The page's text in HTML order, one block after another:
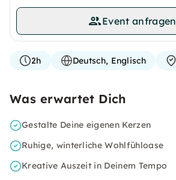
Event anfragen
2h Deutsch, Englisch
Was erwartet Dich
Gestalte Deine eigenen Kerzen
Ruhige, winterliche Wohlfühloase
Kreative Auszeit in Deinem Tempo